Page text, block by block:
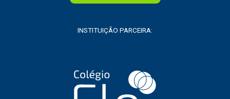
INSTITUIÇÃO PARCEIRA: